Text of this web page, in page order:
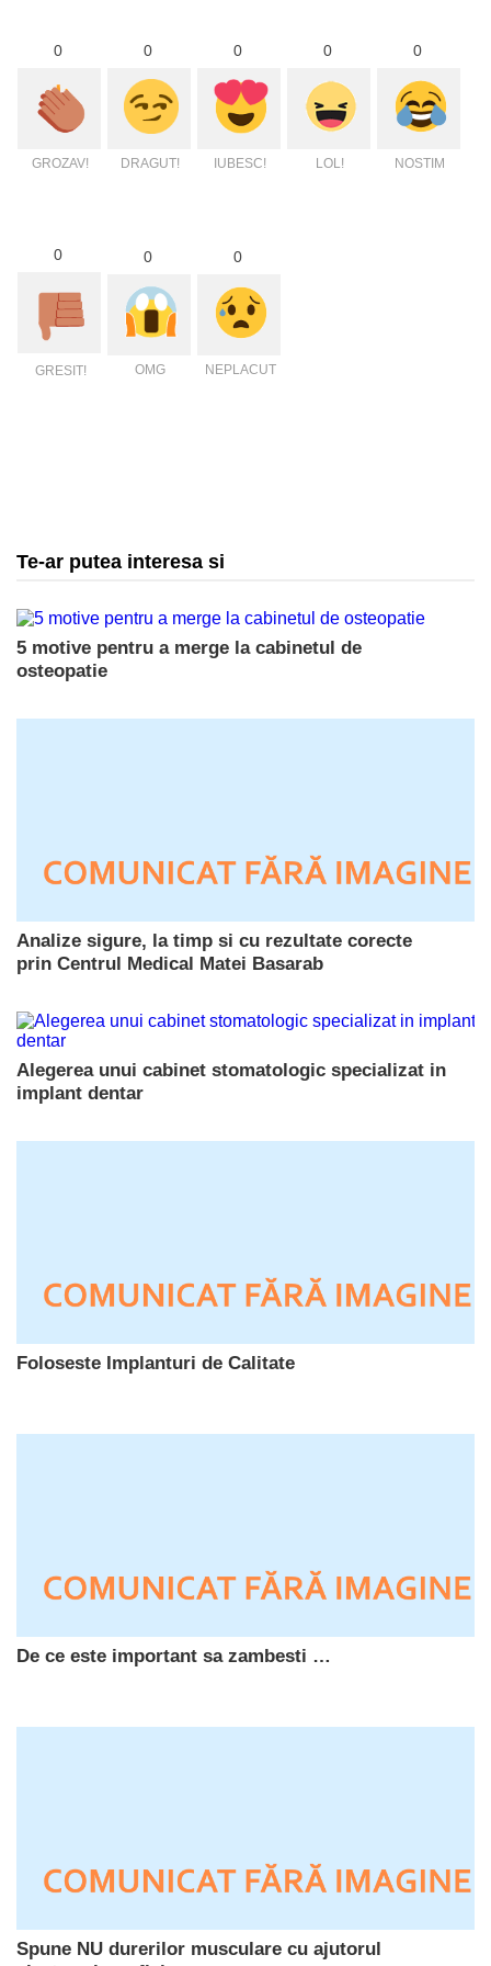
0
GROZAV!
0
DRAGUT!
0
IUBESC!
0
LOL!
0
NOSTIM
0
GRESIT!
0
OMG
0
NEPLACUT
Te-ar putea interesa si
5 motive pentru a merge la cabinetul de
osteopatie
Analize sigure, la timp si cu rezultate corecte
prin Centrul Medical Matei Basarab
Alegerea unui cabinet stomatologic specializat in
implant dentar
Foloseste Implanturi de Calitate
De ce este important sa zambesti …
Spune NU durerilor musculare cu ajutorul